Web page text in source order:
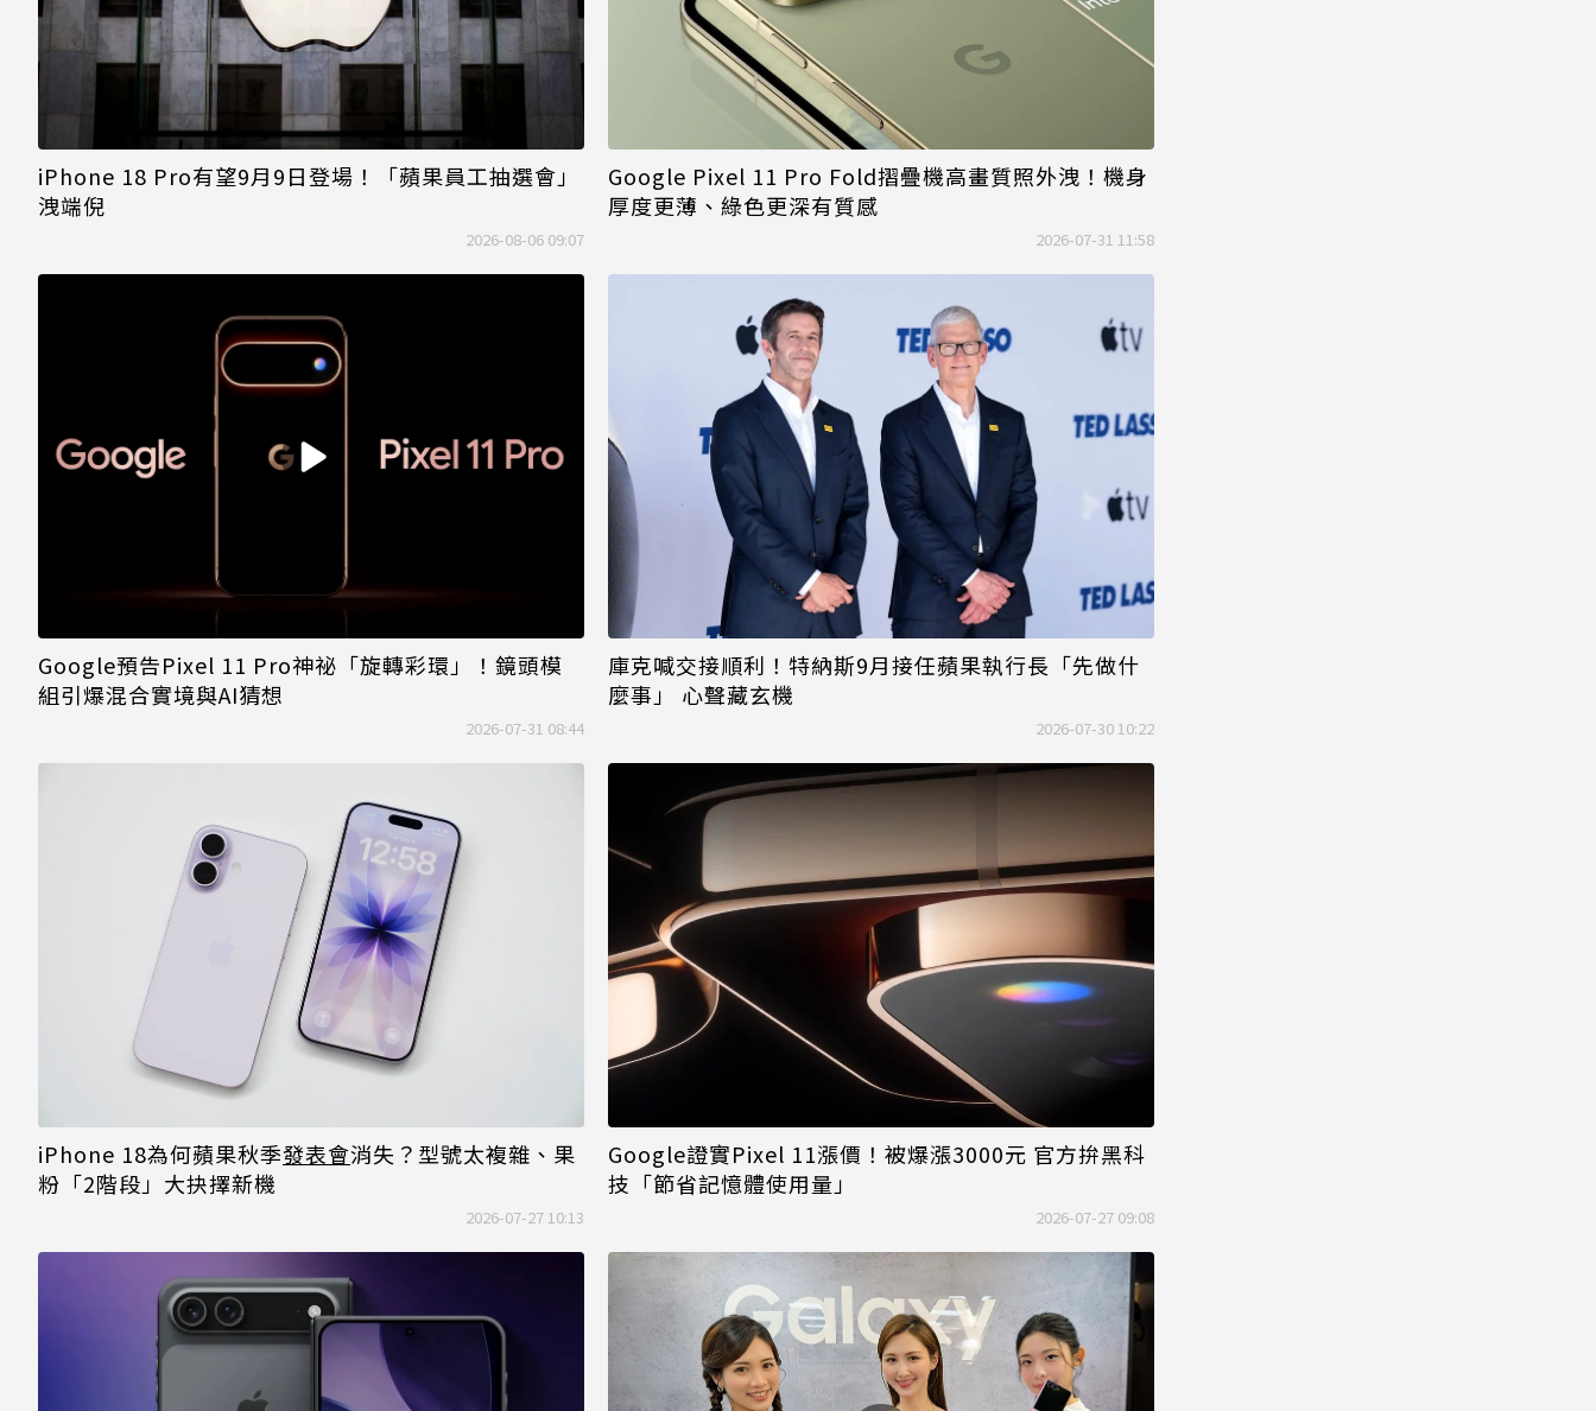
iPhone 18 Pro有望9月9日登場！「蘋果員工抽選會」
洩端倪
2026-08-06 09:07
Google Pixel 11 Pro Fold摺疊機高畫質照外洩！機身
厚度更薄、綠色更深有質感
2026-07-31 11:58
Google預告Pixel 11 Pro神祕「旋轉彩環」！鏡頭模
組引爆混合實境與AI猜想
2026-07-31 08:44
庫克喊交接順利！特納斯9月接任蘋果執行長「先做什
麼事」 心聲藏玄機
2026-07-30 10:22
iPhone 18為何蘋果秋季發表會消失？型號太複雜、果
粉「2階段」大抉擇新機
2026-07-27 10:13
Google證實Pixel 11漲價！被爆漲3000元 官方拚黑科
技「節省記憶體使用量」
2026-07-27 09:08